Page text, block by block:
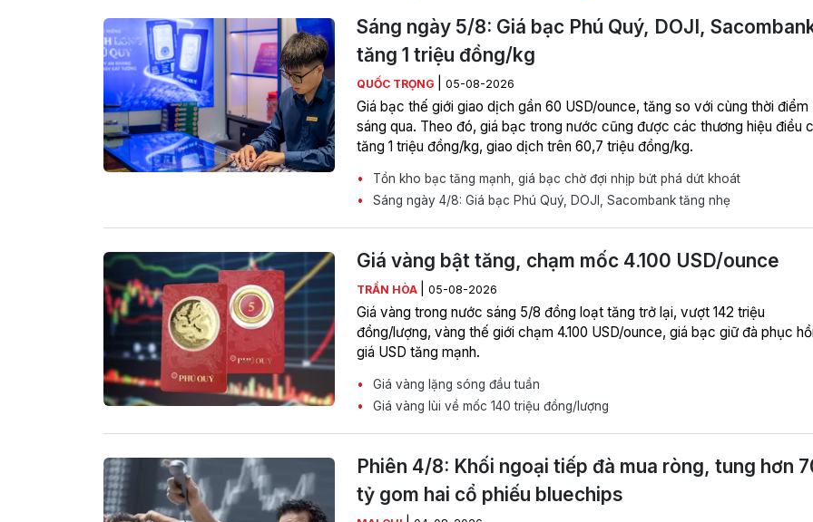
Sáng ngày 5/8: Giá bạc Phú Quý, DOJI,
tăng 1 triệu đồng/kg
QUỐC TRỌNG 05-08-2026
Giá bạc thế giới giao dịch gần 60 USD/ounce, tăng so với cùng thời điểm
sáng qua. Theo đó, giá bạc trong nước cũng được các thương hiệu điều
tăng 1 triệu đồng/kg, giao dịch trên 60,7 triệu đồng/kg.
Tồn kho bạc tăng mạnh, giá bạc chờ đợi nhịp bứt phá dứt khoát
Sáng ngày 4/8: Giá bạc Phú Quý, DOJI, Sacombank tăng nhẹ
Giá vàng bật tăng, chạm mốc 4.100 USD/ounce
TRẦN HÒA 05-08-2026
Giá vàng trong nước sáng 5/8 đồng loạt tăng trở lại, vượt 142 triệu
đồng/lượng, vàng thế giới chạm 4.100 USD/ounce, giá bạc giữ đà phục
giá USD tăng mạnh.
Giá vàng lặng sóng đầu tuần
Giá vàng lùi về mốc 140 triệu đồng/lượng
Phiên 4/8: Khối ngoại tiếp đà mua ròng, tung hơn
tỷ gom hai cổ phiếu bluechips